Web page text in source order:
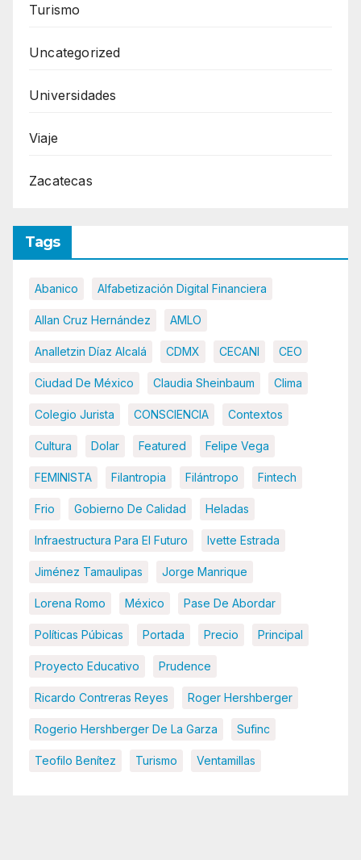
Turismo
Uncategorized
Universidades
Viaje
Zacatecas
Tags
Abanico Alfabetización Digital Financiera
Allan Cruz Hernández AMLO
Analletzin Díaz Alcalá CDMX CECANI CEO
Ciudad De México Claudia Sheinbaum Clima
Colegio Jurista CONSCIENCIA Contextos
Cultura Dolar Featured Felipe Vega
FEMINISTA Filantropia Filántropo Fintech
Frio Gobierno De Calidad Heladas
Infraestructura Para El Futuro Ivette Estrada
Jiménez Tamaulipas Jorge Manrique
Lorena Romo México Pase De Abordar
Políticas Púbicas Portada Precio Principal
Proyecto Educativo Prudence
Ricardo Contreras Reyes Roger Hershberger
Rogerio Hershberger De La Garza Sufinc
Teofilo Benítez Turismo Ventamillas